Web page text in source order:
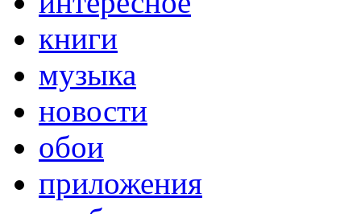
книги
музыка
новости
обои
приложения